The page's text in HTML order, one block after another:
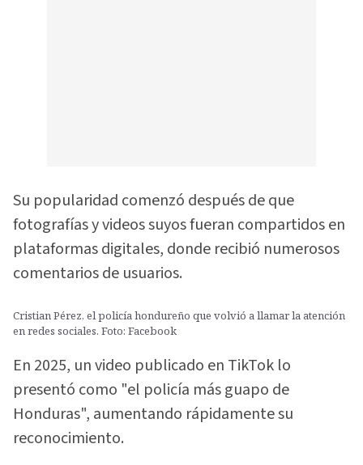
Su popularidad comenzó después de que
fotografías y videos suyos fueran compartidos en
plataformas digitales, donde recibió numerosos
comentarios de usuarios.
Cristian Pérez, el policía hondureño que volvió a llamar la atención
en redes sociales. Foto: Facebook
En 2025, un video publicado en TikTok lo
presentó como "el policía más guapo de
Honduras", aumentando rápidamente su
reconocimiento.